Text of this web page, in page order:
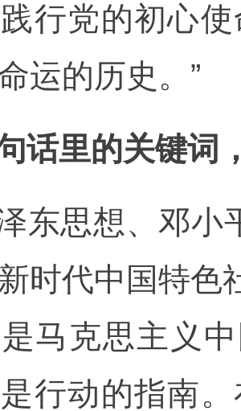
行党的初心
运的历史。”
话里的关键词
东思想、邓小
时代中国特色
马克思主义
行动的指南